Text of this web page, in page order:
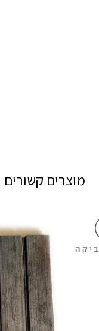
מוצרים קשורים